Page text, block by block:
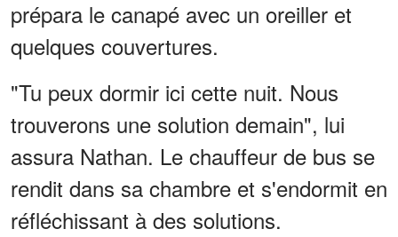
prépara le canapé avec un oreiller et
quelques couvertures.
"Tu peux dormir ici cette nuit. Nous
trouverons une solution demain", lui
assura Nathan. Le chauffeur de bus se
rendit dans sa chambre et s'endormit en
réfléchissant à des solutions.